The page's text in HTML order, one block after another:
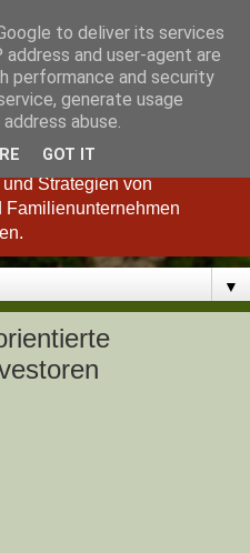
guten Investor ausmacht, ist
und umgekehrt." so Charlie
im Königsinvestor-Blog
Strategien von
Familienunternehmen
▼
to deliver its services
and user-agent are
performance and security
generate usage
abuse.
GOT IT